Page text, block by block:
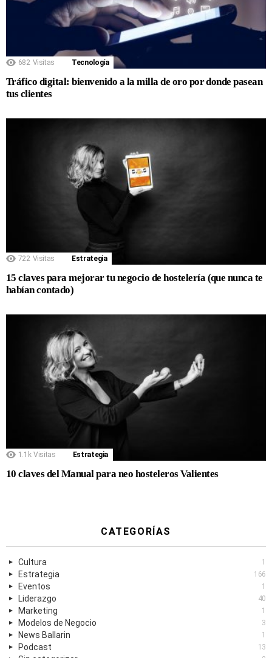
682 Visitas Tecnología
Tráfico digital: bienvenido a la milla de oro por donde pasean
tus clientes
722 Visitas Estrategia
15 claves para mejorar tu negocio de hostelería (que nunca te
habían contado)
1.1k Visitas Estrategia
10 claves del Manual para neo hosteleros Valientes
CATEGORÍAS
Cultura 1
Estrategia 166
Eventos 1
Liderazgo 40
Marketing 1
Modelos de Negocio 3
News Ballarin 1
Podcast 13